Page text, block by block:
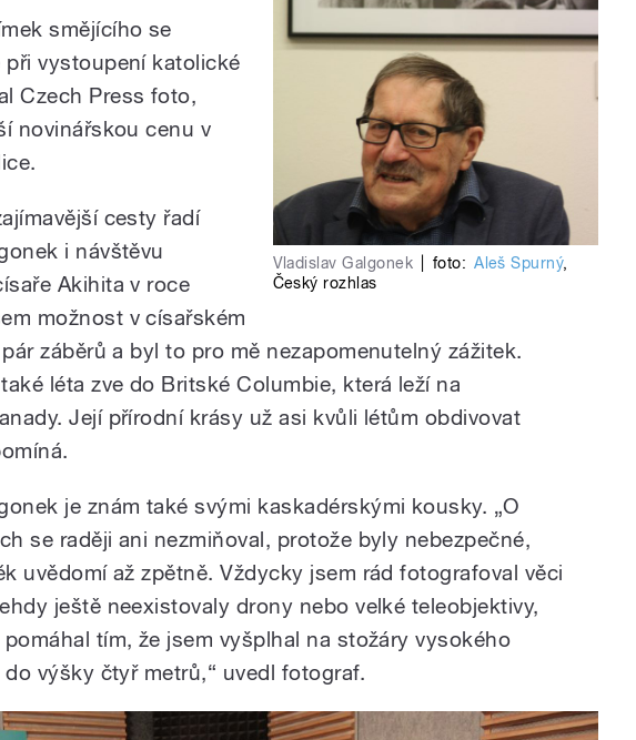
Vladislav Galgonek foto: Aleš Spurný,
Český rozhlas
smějícího se
při vystoupení katolické
Czech Press foto,
novinářskou cenu v
cesty řadí
i návštěvu
Akihita v roce
možnost v císařském
záběrů a byl to pro mě nezapomenutelný zážitek.
léta zve do Britské Columbie, která leží na
Její přírodní krásy už asi kvůli létům obdivovat
je znám také svými kaskadérskými kousky. „O
se raději ani nezmiňoval, protože byly nebezpečné,
uvědomí až zpětně. Vždycky jsem rád fotografoval věci
ještě neexistovaly drony nebo velké teleobjektivy,
tím, že jsem vyšplhal na stožáry vysokého
výšky čtyř metrů,“ uvedl fotograf.